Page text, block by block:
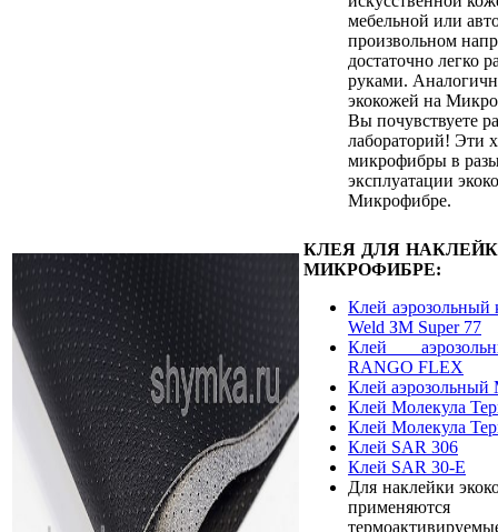
мебельной или
произвольном
достаточно легко
руками.
экокожей на
Вы почувствуете
лабораторий! Эти
микрофибры в
эксплуатации
Микрофибре.
КЛЕЯ ДЛЯ
МИКРОФИБРЕ:
Клей аэрозольный
Weld ЗМ Super 77
Клей
RANGO FLEX
Клей аэрозольный
Клей Молекула
Клей Молекула
Клей SAR 306
Клей SAR 30-E
Для наклейки